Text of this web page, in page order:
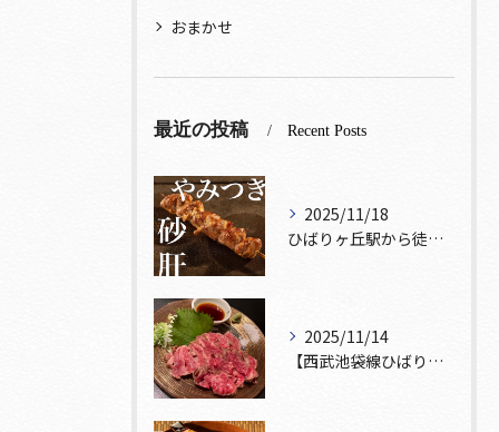
おまかせ
最近の投稿 Recent Posts
2025/11/18
ひばりヶ丘駅から徒歩5分🚶‍♀️雰囲気の良い居酒屋をお探しな...
2025/11/14
【西武池袋線ひばりヶ丘駅】から徒歩5分🚶